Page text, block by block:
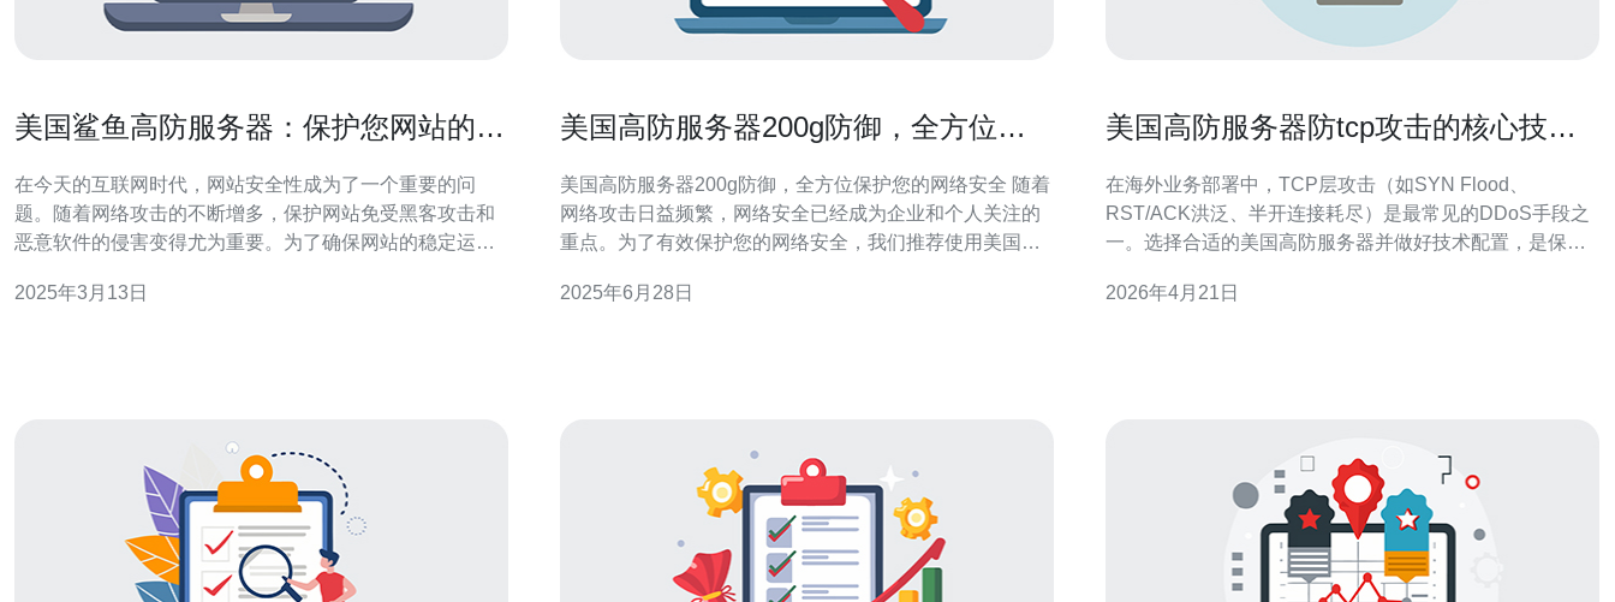
美国鲨鱼高防服务器：保护您网站的最
在今天的互联网时代，网站安全性成为了一个重要的问
题。随着网络攻击的不断增多，保护网站免受黑客攻击和
恶意软件的侵害变得尤为重要。为了确保网站的稳定运行
高防服务器是一种专门针对DDoS攻击的服务器。DDoS攻
2025年3月13日
美国高防服务器200g防御，全方位保
美国高防服务器200g防御，全方位保护您的网络安全 随着
网络攻击日益频繁，网络安全已经成为企业和个人关注的
重点。为了有效保护您的网络安全，我们推荐使用美国高
高防服务器是一种具有强大防御能力的服务器，能够抵御
2025年6月28日
美国高防服务器防tcp攻击的核心技术
在海外业务部署中，TCP层攻击（如SYN Flood、
RST/ACK洪泛、半开连接耗尽）是最常见的DDoS手段之
一。选择合适的美国高防服务器并做好技术配置，是保证
Cookies，它在三次握手未完成时用散列验证减少半开连接
2026年4月21日